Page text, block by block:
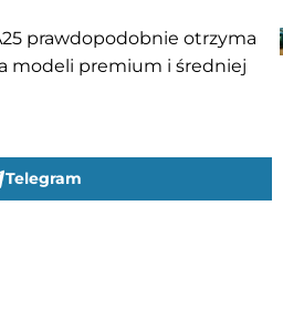
prawdopodobnie otrzyma
modeli premium i średniej
Telegram